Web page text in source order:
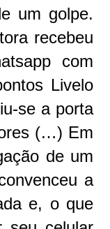
um golpe.
recebeu
com
Livelo
se a porta
(…) Em
de um
a
e, o que